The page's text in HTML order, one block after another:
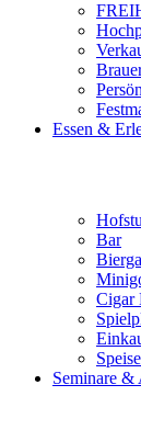
Essen &
Bar
Cigar
Seminare &